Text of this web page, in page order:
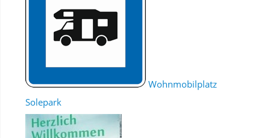
Wohnmobilplatz
Solepark